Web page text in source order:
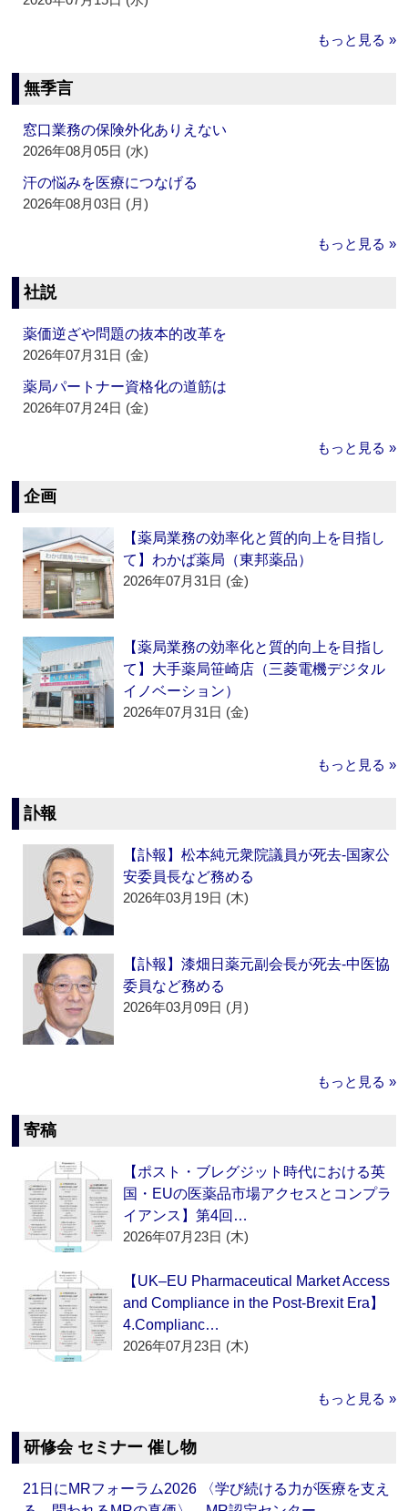
もっと見る »
無季言
窓口業務の保険外化ありえない
2026年08月05日 (水)
汗の悩みを医療につなげる
2026年08月03日 (月)
もっと見る »
社説
薬価逆ざや問題の抜本的改革を
2026年07月31日 (金)
薬局パートナー資格化の道筋は
2026年07月24日 (金)
もっと見る »
企画
【薬局業務の効率化と質的向上を目指し
て】わかば薬局（東邦薬品）
2026年07月31日 (金)
【薬局業務の効率化と質的向上を目指し
て】大手薬局笹崎店（三菱電機デジタル
イノベーション）
2026年07月31日 (金)
もっと見る »
訃報
【訃報】松本純元衆院議員が死去‐国家公
安委員長など務める
2026年03月19日 (木)
【訃報】漆畑日薬元副会長が死去‐中医協
委員など務める
2026年03月09日 (月)
もっと見る »
寄稿
【ポスト・ブレグジット時代における英
国・EUの医薬品市場アクセスとコンプラ
イアンス】第4回…
2026年07月23日 (木)
【UK–EU Pharmaceutical Market Access
and Compliance in the Post-Brexit Era】
4.Complianc…
2026年07月23日 (木)
もっと見る »
研修会 セミナー 催し物
21日にMRフォーラム2026 〈学び続ける力が医療を支え